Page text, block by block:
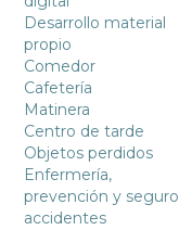
Desarrollo material
propio
Comedor
Cafetería
Matinera
Centro de tarde
Objetos perdidos
Enfermería,
prevención y seguro
accidentes